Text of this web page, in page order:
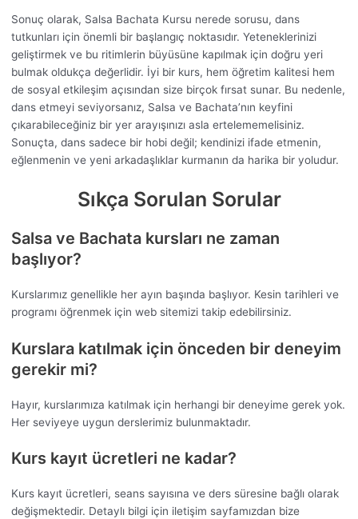
Sonuç olarak, Salsa Bachata Kursu nerede sorusu, dans
tutkunları için önemli bir başlangıç noktasıdır. Yeteneklerinizi
geliştirmek ve bu ritimlerin büyüsüne kapılmak için doğru yeri
bulmak oldukça değerlidir. İyi bir kurs, hem öğretim kalitesi hem
de sosyal etkileşim açısından size birçok fırsat sunar. Bu nedenle,
dans etmeyi seviyorsanız, Salsa ve Bachata’nın keyfini
çıkarabileceğiniz bir yer arayışınızı asla ertelememelisiniz.
Sonuçta, dans sadece bir hobi değil; kendinizi ifade etmenin,
eğlenmenin ve yeni arkadaşlıklar kurmanın da harika bir yoludur.
Sıkça Sorulan Sorular
Salsa ve Bachata kursları ne zaman
başlıyor?
Kurslarımız genellikle her ayın başında başlıyor. Kesin tarihleri ve
programı öğrenmek için web sitemizi takip edebilirsiniz.
Kurslara katılmak için önceden bir deneyim
gerekir mi?
Hayır, kurslarımıza katılmak için herhangi bir deneyime gerek yok.
Her seviyeye uygun derslerimiz bulunmaktadır.
Kurs kayıt ücretleri ne kadar?
Kurs kayıt ücretleri, seans sayısına ve ders süresine bağlı olarak
değişmektedir. Detaylı bilgi için iletişim sayfamızdan bize